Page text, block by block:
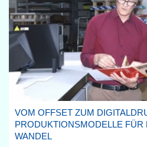
VOM OFFSET ZUM
PRODUKTIONSMODELLE FÜR
WANDEL